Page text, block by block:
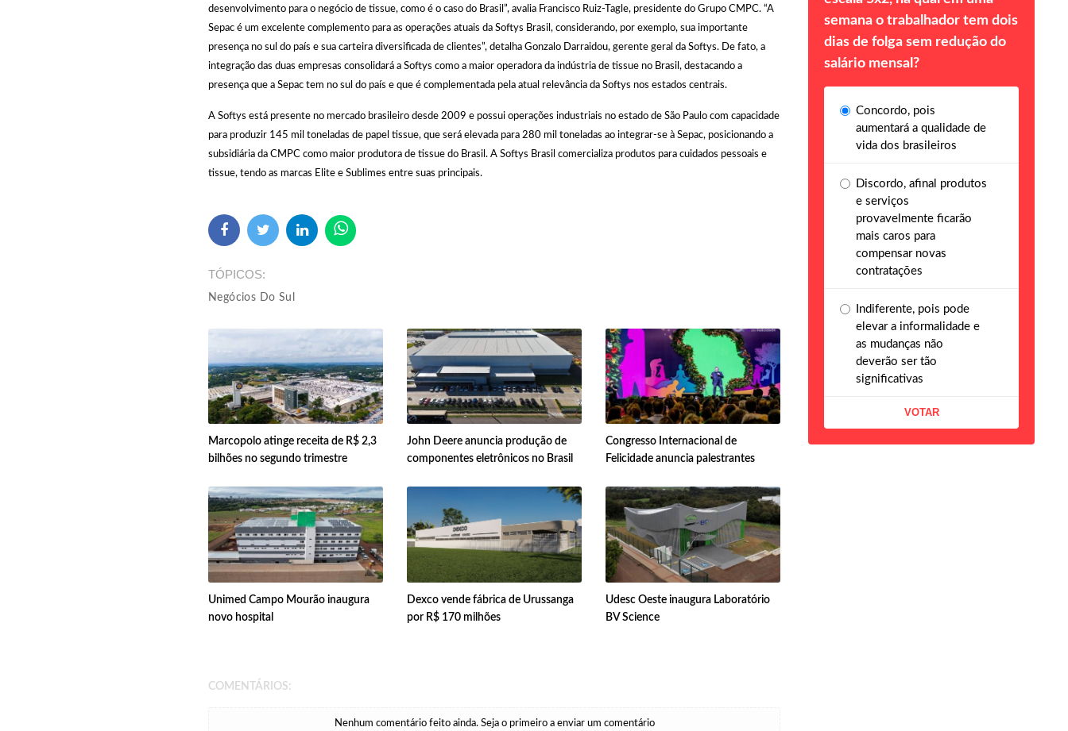
desenvolvimento para o negócio de tissue, como é o caso do Brasil”, avalia Francisco Ruiz-Tagle, presidente do Grupo CMPC. “A
Sepac é um excelente complemento para as operações atuais da Softys Brasil, considerando, por exemplo, sua importante
presença no sul do país e sua carteira diversificada de clientes”, detalha Gonzalo Darraidou, gerente geral da Softys. De fato, a
integração das duas empresas consolidará a Softys como a maior operadora da indústria de tissue no Brasil, destacando a
presença que a Sepac tem no sul do país e que é complementada pela atual relevância da Softys nos estados centrais.
A Softys está presente no mercado brasileiro desde 2009 e possui operações industriais no estado de São Paulo com capacidade
para produzir 145 mil toneladas de papel tissue, que será elevada para 280 mil toneladas ao integrar-se à Sepac, posicionando a
subsidiária da CMPC como maior produtora de tissue do Brasil. A Softys Brasil comercializa produtos para cuidados pessoais e
tissue, tendo as marcas Elite e Sublimes entre suas principais.
TÓPICOS
Negócios Do Sul
Marcopolo atinge receita de R$ 2,3
bilhões no segundo trimestre
John Deere anuncia produção de
componentes eletrônicos no Brasil
Congresso Internacional de
Felicidade anuncia palestrantes
Unimed Campo Mourão inaugura
novo hospital
Dexco vende fábrica de Urussanga
por R$ 170 milhões
Udesc Oeste inaugura Laboratório
BV Science
COMENTÁRIOS:
Nenhum comentário feito ainda. Seja o primeiro a enviar um comentário
semana o trabalhador tem dois
dias de folga sem redução do
salário mensal?
Concordo, pois
aumentará a qualidade de
vida dos brasileiros
Discordo, afinal produtos
e serviços
provavelmente ficarão
mais caros para
compensar novas
contratações
Indiferente, pois pode
elevar a informalidade e
as mudanças não
deverão ser tão
significativas